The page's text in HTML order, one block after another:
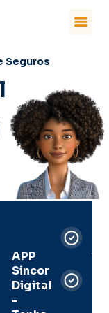
Seguros
APP
Sincor
Digital
-